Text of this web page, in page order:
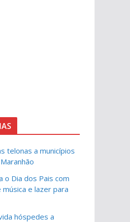
telonas a municípios
o Dia dos Pais com
e lazer para
hóspedes a